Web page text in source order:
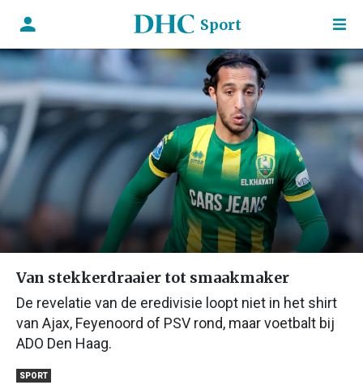
Sport
Van stekkerdraaier tot smaakmaker
De revelatie van de eredivisie loopt niet in het shirt
van Ajax, Feyenoord of PSV rond, maar voetbalt bij
ADO Den Haag.
SPORT